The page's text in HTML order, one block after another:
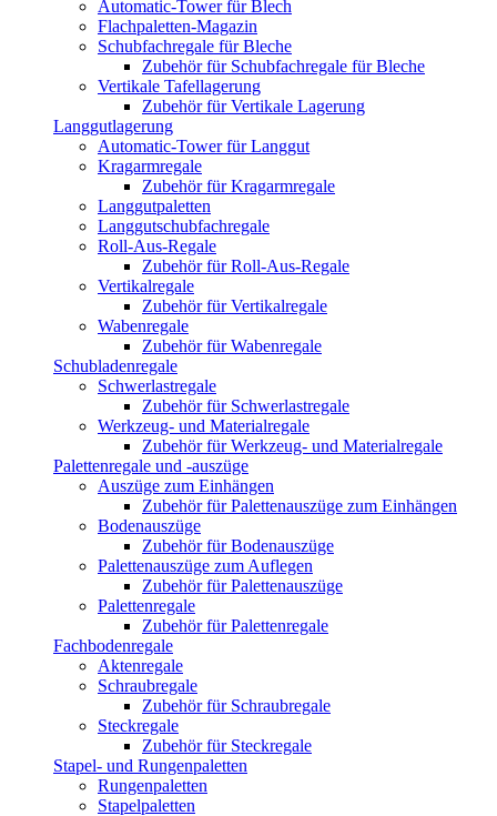
Automatic-Tower für Blech
Flachpaletten-Magazin
Schubfachregale für Bleche
Zubehör für Schubfachregale für Bleche
Vertikale Tafellagerung
Zubehör für Vertikale Lagerung
Langgutlagerung
Automatic-Tower für Langgut
Kragarmregale
Zubehör für Kragarmregale
Langgutpaletten
Langgutschubfachregale
Roll-Aus-Regale
Zubehör für Roll-Aus-Regale
Vertikalregale
Zubehör für Vertikalregale
Wabenregale
Zubehör für Wabenregale
Schubladenregale
Schwerlastregale
Zubehör für Schwerlastregale
Werkzeug- und Materialregale
Zubehör für Werkzeug- und Materialregale
Palettenregale und -auszüge
Auszüge zum Einhängen
Zubehör für Palettenauszüge zum Einhängen
Bodenauszüge
Zubehör für Bodenauszüge
Palettenauszüge zum Auflegen
Zubehör für Palettenauszüge
Palettenregale
Zubehör für Palettenregale
Fachbodenregale
Aktenregale
Schraubregale
Zubehör für Schraubregale
Steckregale
Zubehör für Steckregale
Stapel- und Rungenpaletten
Rungenpaletten
Stapelpaletten